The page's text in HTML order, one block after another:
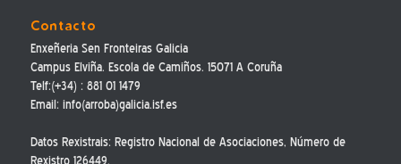
Contacto
Enxeñeria Sen Fronteiras Galicia
Campus Elviña. Escola de Camiños. 15071 A Coruña
Telf:(+34) : 881 01 1479
Email: info(arroba)galicia.isf.es
Datos Rexistrais: Registro Nacional de Asociaciones, Número de
Rexistro 126449.